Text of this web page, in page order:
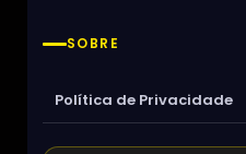
SOBRE
Política de Privacidade